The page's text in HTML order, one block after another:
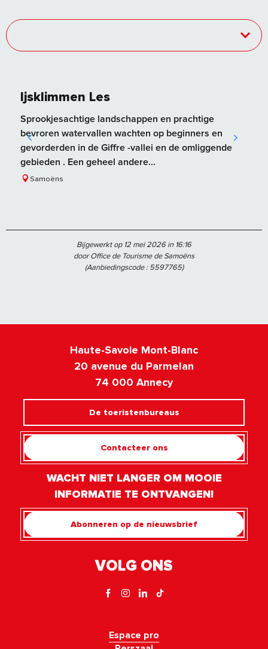
Ijsklimmen Les
Sprookjesachtige landschappen en prachtige
bevroren watervallen wachten op beginners en
gevorderden in de Giffre -vallei en de omliggende
gebieden . Een geheel andere...
Samoëns
Bijgewerkt op 12 mei 2026 in 16:16
door Office de Tourisme de Samoëns
(Aanbiedingscode :5597765)
Haute-Savoie Mont-Blanc
20 avenue du Parmelan
74 000 Annecy
De toeristenbureaus
Contacteer ons
WACHT NIET LANGER OM MOOIE
INFORMATIE TE ONTVANGEN!
Abonneren op de nieuwsbrief
VOLG ONS
Espace pro